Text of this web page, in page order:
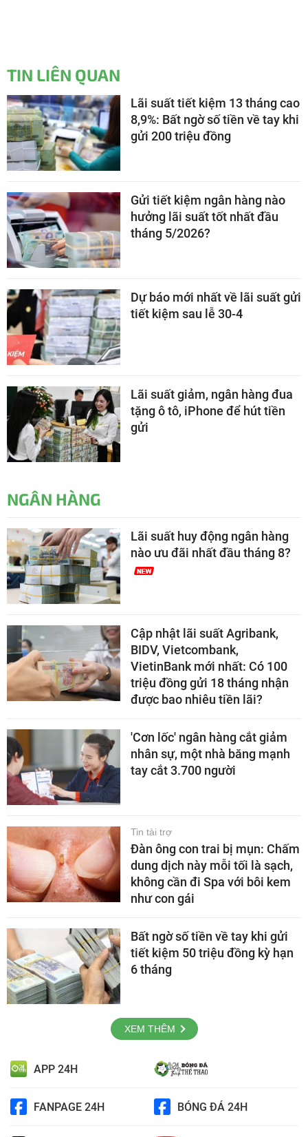
TIN LIÊN QUAN
Lãi suất tiết kiệm 13 tháng cao
8,9%: Bất ngờ số tiền về tay khi
gửi 200 triệu đồng
Gửi tiết kiệm ngân hàng nào
hưởng lãi suất tốt nhất đầu
tháng 5/2026?
Dự báo mới nhất về lãi suất gửi
tiết kiệm sau lễ 30-4
Lãi suất giảm, ngân hàng đua
tặng ô tô, iPhone để hút tiền
gửi
NGÂN HÀNG
Lãi suất huy động ngân hàng
nào ưu đãi nhất đầu tháng 8?
Cập nhật lãi suất Agribank,
BIDV, Vietcombank,
VietinBank mới nhất: Có 100
triệu đồng gửi 18 tháng nhận
được bao nhiêu tiền lãi?
'Cơn lốc' ngân hàng cắt giảm
nhân sự, một nhà băng mạnh
tay cắt 3.700 người
Tin tài trợ
Đàn ông con trai bị mụn: Chấm
dung dịch này mỗi tối là sạch,
không cần đi Spa với bôi kem
như con gái
Bất ngờ số tiền về tay khi gửi
tiết kiệm 50 triệu đồng kỳ hạn
6 tháng
XEM THÊM
APP 24H
FANPAGE 24H BÓNG ĐÁ 24H